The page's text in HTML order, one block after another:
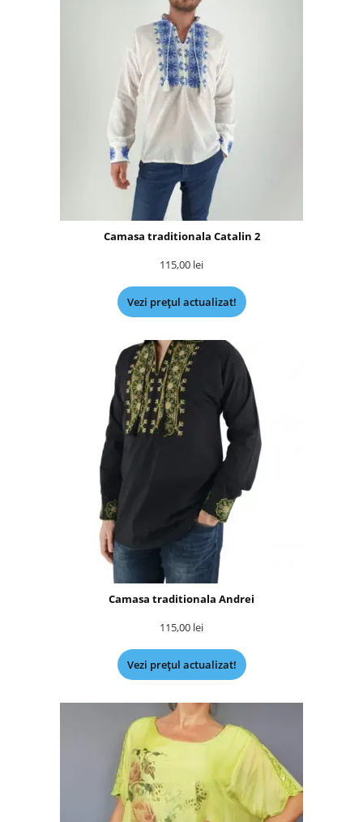
Camasa traditionala Catalin 2
115,00 lei
Vezi prețul actualizat!
Camasa traditionala Andrei
115,00 lei
Vezi prețul actualizat!